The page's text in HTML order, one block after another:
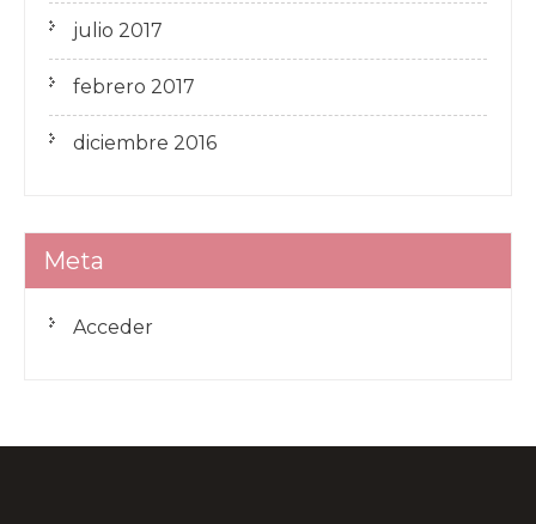
julio 2017
febrero 2017
diciembre 2016
Meta
Acceder